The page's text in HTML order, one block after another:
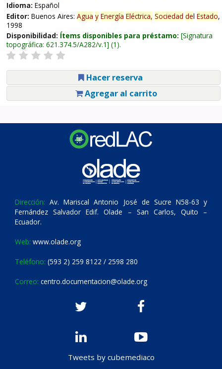
Idioma: Español
Editor: Buenos Aires: Agua y Energía Eléctrica, Sociedad del Estado,
1998
Disponibilidad: Ítems disponibles para préstamo: Signatura
topográfica: 621.374.5/A282/v.1 (1).
Hacer reserva
Agregar al carrito
Dirección: Av. Mariscal Antonio José de Sucre N58-63 y
Fernández Salvador Edif. Olade – San Carlos, Quito –
Ecuador.
Web: www.olade.org
Teléfono: (593 2) 259 8122 / 2598 280
Correo: centro.documentacion@olade.org
Tweets by cubemediaco